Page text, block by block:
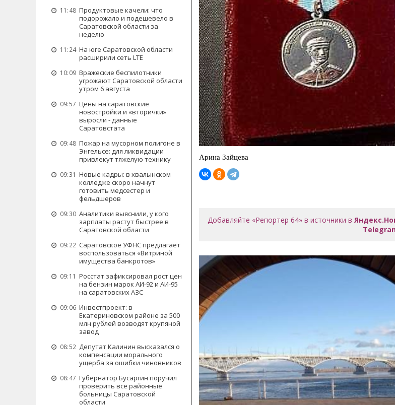
11:48 Продуктовые качели: что
подорожало и подешевело в
Саратовской области за
неделю
11:24 На юге Саратовской области
расширили сеть LTE
10:09 Вражеские беспилотники
угрожают Саратовской области
утром 6 августа
09:57 Цены на саратовские
новостройки и «вторички»
выросли - данные
Саратовстата
09:48 Пожар на мусорном полигоне в
Энгельсе: для ликвидации
привлекут тяжелую технику
09:31 Новые кадры: в хвалынском
колледже скоро начнут
готовить медсестер и
фельдшеров
09:30 Аналитики выяснили, у кого
зарплаты растут быстрее в
Саратовской области
09:22 Саратовское УФНС предлагает
воспользоваться «Витриной
имущества банкротов»
09:11 Росстат зафиксировал рост цен
на бензин марок АИ-92 и АИ-95
на саратовских АЗС
09:06 Инвестпроект: в
Екатериновском районе за 500
млн рублей возводят крупяной
завод
08:52 Депутат Калинин высказался о
компенсации морального
ущерба за ошибки чиновников
08:47 Губернатор Бусаргин поручил
проверить все районные
больницы Саратовской
области
Арина Зайцева
Добавляйте «Репортер 64» в источники в